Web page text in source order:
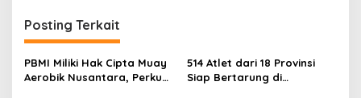
a
s
i
Posting Terkait
PBMI Miliki Hak Cipta Muay
Aerobik Nusantara, Perkuat
514 Atlet dari 18 Provinsi
Siap Bertarung di